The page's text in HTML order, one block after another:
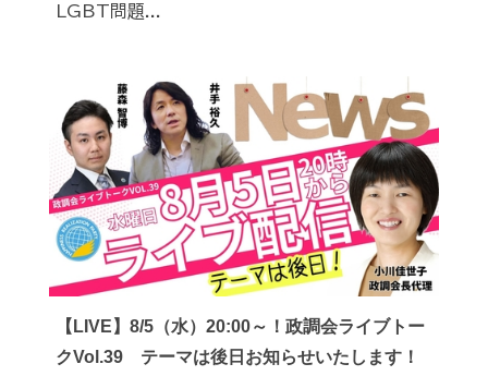
LGBT問題...
【LIVE】8/5（水）20:00～！政調会ライブトー
クVol.39 テーマは後日お知らせいたします！